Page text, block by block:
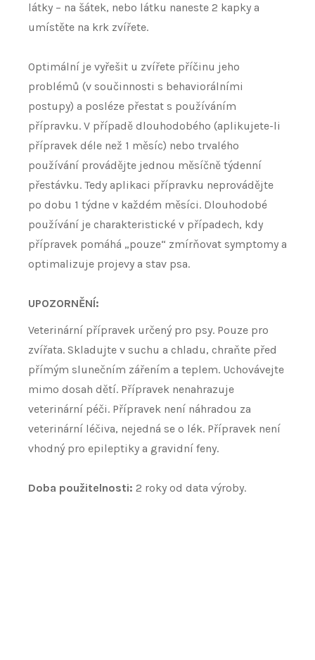
látky – na šátek, nebo látku naneste 2 kapky a
umístěte na krk zvířete.
Optimální je vyřešit u zvířete příčinu jeho
problémů (v součinnosti s behaviorálními
postupy) a posléze přestat s používáním
přípravku. V případě dlouhodobého (aplikujete-li
přípravek déle než 1 měsíc) nebo trvalého
používání provádějte jednou měsíčně týdenní
přestávku. Tedy aplikaci přípravku neprovádějte
po dobu 1 týdne v každém měsíci. Dlouhodobé
používání je charakteristické v případech, kdy
přípravek pomáhá „pouze“ zmírňovat symptomy a
optimalizuje projevy a stav psa.
UPOZORNĚNÍ:
Veterinární přípravek určený pro psy. Pouze pro
zvířata. Skladujte v suchu a chladu, chraňte před
přímým slunečním zářením a teplem. Uchovávejte
mimo dosah dětí. Přípravek nenahrazuje
veterinární péči. Přípravek není náhradou za
veterinární léčiva, nejedná se o lék. Přípravek není
vhodný pro epileptiky a gravidní feny.
Doba použitelnosti: 2 roky od data výroby.